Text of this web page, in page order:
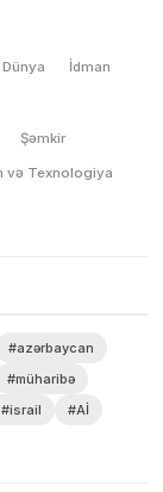
Dünya İdman
Şəmkir
və Texnologiya
#azərbaycan
#müharibə
#israil
#Aİ